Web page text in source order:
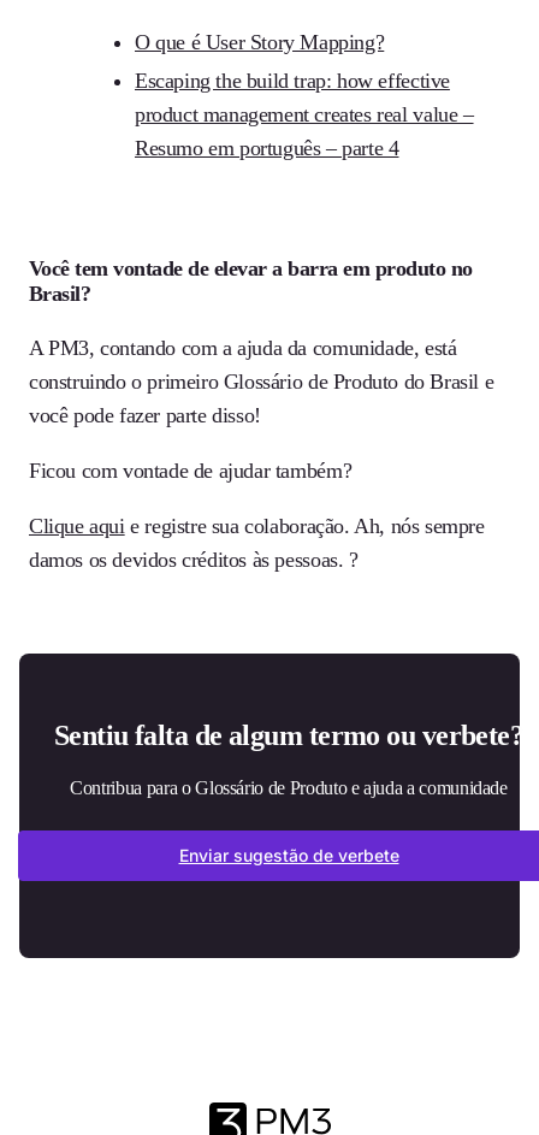
O que é User Story Mapping?
Escaping the build trap: how effective
product management creates real value –
Resumo em português – parte 4
Você tem vontade de elevar a barra em produto no
Brasil?
A PM3, contando com a ajuda da comunidade, está
construindo o primeiro Glossário de Produto do Brasil e
você pode fazer parte disso!
Ficou com vontade de ajudar também?
Clique aquie registre sua colaboração. Ah, nós sempre
damos os devidos créditos às pessoas. ?
Sentiu falta de algum termo ou verbete?
Contribua para o Glossário de Produto e ajuda a comunidade
Enviar sugestão de verbete